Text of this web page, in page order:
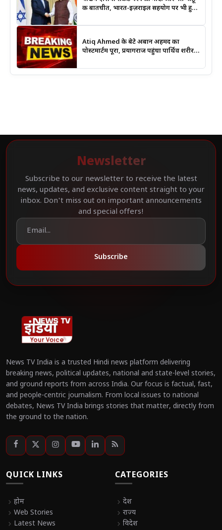
की बातचीत, भारत-इज़राइल सहयोग पर भी हुई
Atiq Ahmed के बेटे अबान अहमद का
पोस्टमार्टम पूरा, प्रयागराज पहुंचा पार्थिव शरीर;
Newsletter
Subscribe to our newsletter to receive the latest
news, updates, and exclusive content straight to your
inbox. Don't miss out on important announcements
and special offers!
Subscribe
News TV India is a trusted Hindi news platform delivering
breaking news, political updates, national and state-level stories,
and ground reports from across India. Our focus is factual, fast,
and people-centric journalism. From local issues to national
debates, News TV India brings stories that matter, directly from
the ground to the nation.
QUICK LINKS
chevron_right होम
chevron_right Web Stories
chevron_right Latest News
CATEGORIES
chevron_right देश
chevron_right राज्य
chevron_right विदेश